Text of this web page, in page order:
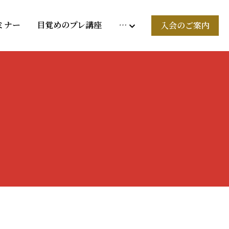
ナー 目覚めのプレ講座 … 入会のご案内